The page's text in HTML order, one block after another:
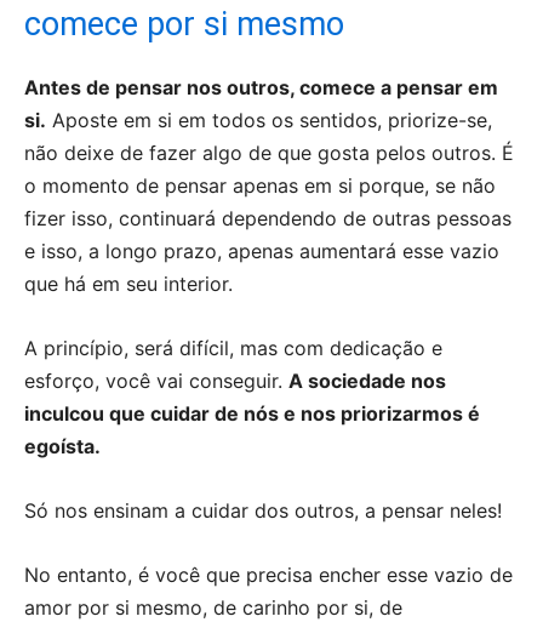
comece por si mesmo
Antes de pensar nos outros, comece a pensar em
si. Aposte em si em todos os sentidos, priorize-se,
não deixe de fazer algo de que gosta pelos outros. É
o momento de pensar apenas em si porque, se não
fizer isso, continuará dependendo de outras pessoas
e isso, a longo prazo, apenas aumentará esse vazio
que há em seu interior.
A princípio, será difícil, mas com dedicação e
esforço, você vai conseguir. A sociedade nos
inculcou que cuidar de nós e nos priorizarmos é
egoísta.
Só nos ensinam a cuidar dos outros, a pensar neles!
No entanto, é você que precisa encher esse vazio de
amor por si mesmo, de carinho por si, de